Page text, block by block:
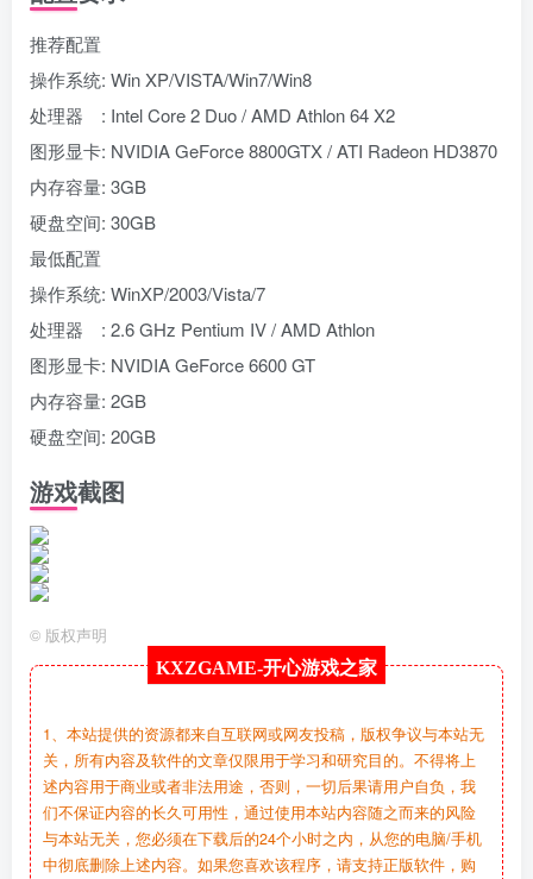
推荐配置
操作系统: Win XP/VISTA/Win7/Win8
处理器 : Intel Core 2 Duo / AMD Athlon 64 X2
图形显卡: NVIDIA GeForce 8800GTX / ATI Radeon HD3870
内存容量: 3GB
硬盘空间: 30GB
最低配置
操作系统: WinXP/2003/Vista/7
处理器 : 2.6 GHz Pentium IV / AMD Athlon
图形显卡: NVIDIA GeForce 6600 GT
内存容量: 2GB
硬盘空间: 20GB
游戏截图
© 版权声明
KXZGAME-开心游戏之家
1、本站提供的资源都来自互联网或网友投稿，版权争议与本站无
关，所有内容及软件的文章仅限用于学习和研究目的。不得将上
述内容用于商业或者非法用途，否则，一切后果请用户自负，我
们不保证内容的长久可用性，通过使用本站内容随之而来的风险
与本站无关，您必须在下载后的24个小时之内，从您的电脑/手机
中彻底删除上述内容。如果您喜欢该程序，请支持正版软件，购